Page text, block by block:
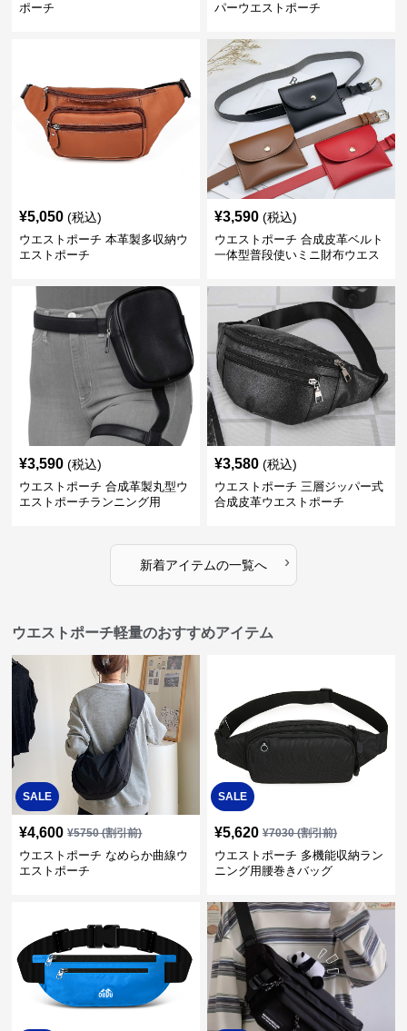
ポーチ
パーウエストポーチ
¥5,050 (税込)
ウエストポーチ 本革製多収納ウ
エストポーチ
¥3,590 (税込)
ウエストポーチ 合成皮革ベルト
一体型普段使いミニ財布ウエス
¥3,590 (税込)
ウエストポーチ 合成革製丸型ウ
エストポーチランニング用
¥3,580 (税込)
ウエストポーチ 三層ジッパー式
合成皮革ウエストポーチ
新着アイテムの一覧へ ›
ウエストポーチ軽量のおすすめアイテム
SALE
¥4,600 ¥5750(割引前)
ウエストポーチ なめらか曲線ウ
エストポーチ
SALE
¥5,620 ¥7030(割引前)
ウエストポーチ 多機能収納ラン
ニング用腰巻きバッグ